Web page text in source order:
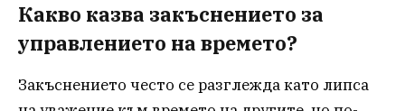
Какво казва закъснението за
управлението на времето?
Закъснението често се разглежда като липса